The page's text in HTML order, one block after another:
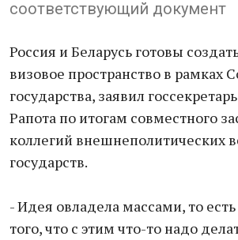
соответствующий документ
Россия и Беларусь готовы
визовое пространство в рамках
государства, заявил
Рапота по итогам совместного
коллегий внешнеполитических
государств.
- Идея овладела массами, то
того, что с этим что-то надо